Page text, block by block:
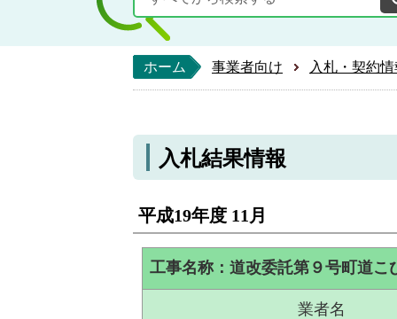
ホーム 事業者向け 入札・契約
入札結果情報
平成19年度 11月
工事名称：道改委託第９号町道こ
業者名